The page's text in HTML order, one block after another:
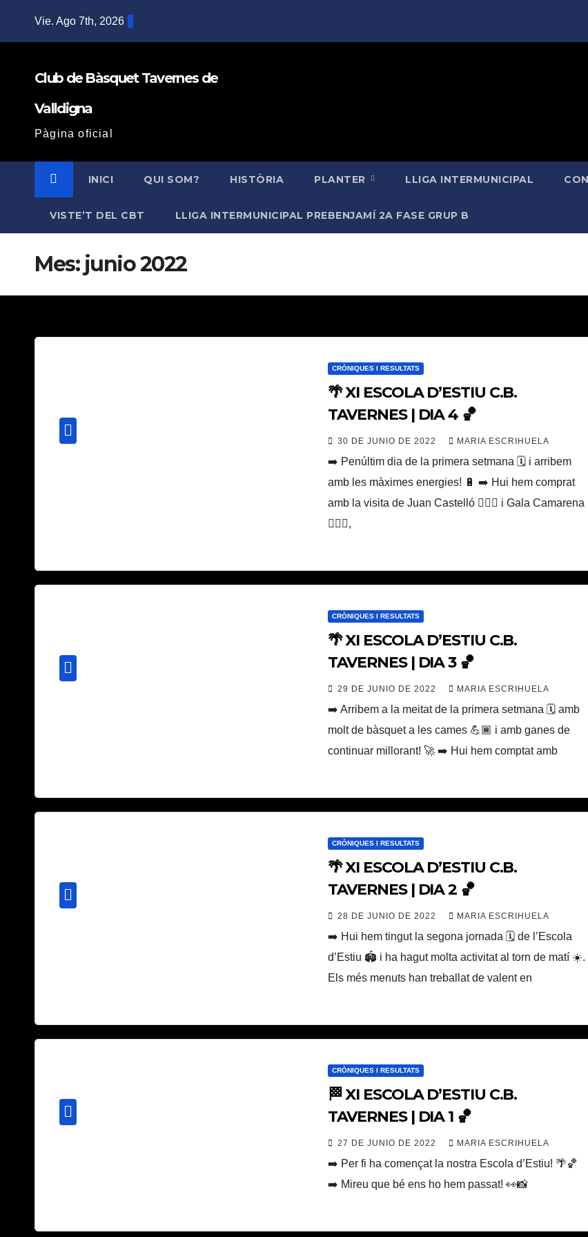
Vie. Ago 7th, 2026
Club de Bàsquet Tavernes de
Valldigna
Pàgina oficial
INICI QUI SOM? HISTÒRIA PLANTER LLIGA INTERMUNICIPAL
VISTE’T DEL CBT LLIGA INTERMUNICIPAL PREBENJAMÍ 2A FASE GRUP B
Mes: junio 2022
CRÒNIQUES I RESULTATS
🌴 XI ESCOLA D’ESTIU C.B.
TAVERNES | DIA 4 🏀
30 DE JUNIO DE 2022 MARIA ESCRIHUELA
➡️ Penúltim dia de la primera setmana 🗓 i arribem
amb les màximes energies! 🔋 ➡️ Hui hem comprat
amb la visita de Juan Castelló ⛹🏽‍♂️ i Gala Camarena
⛹🏽‍♀️,
CRÒNIQUES I RESULTATS
🌴 XI ESCOLA D’ESTIU C.B.
TAVERNES | DIA 3 🏀
29 DE JUNIO DE 2022 MARIA ESCRIHUELA
➡️ Arribem a la meitat de la primera setmana 🗓 amb
molt de bàsquet a les cames 💪🏾 i amb ganes de
continuar millorant! 🚀 ➡️ Hui hem comptat amb
CRÒNIQUES I RESULTATS
🌴 XI ESCOLA D’ESTIU C.B.
TAVERNES | DIA 2 🏀
28 DE JUNIO DE 2022 MARIA ESCRIHUELA
➡️ Hui hem tingut la segona jornada 🗓 de l’Escola
d’Estiu 🏟 i ha hagut molta activitat al torn de matí ☀️.
Els més menuts han treballat de valent en
CRÒNIQUES I RESULTATS
🏁 XI ESCOLA D’ESTIU C.B.
TAVERNES | DIA 1 🏀
27 DE JUNIO DE 2022 MARIA ESCRIHUELA
➡️ Per fi ha començat la nostra Escola d’Estiu! 🌴🏀
➡️ Mireu que bé ens ho hem passat! 👀📸